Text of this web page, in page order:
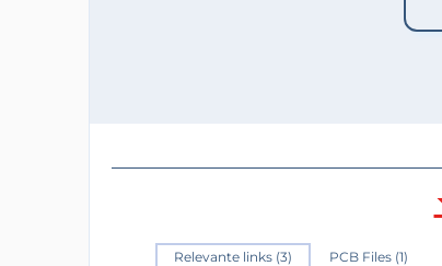
Relevante links (3) PCB Files (1)